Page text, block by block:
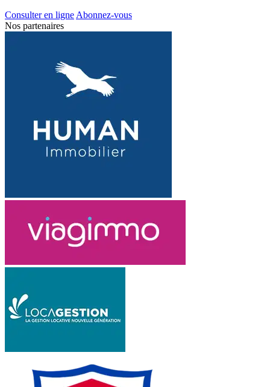
Consulter en ligne Abonnez-vous
Nos partenaires